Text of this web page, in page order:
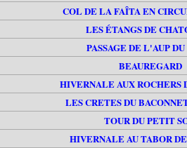
COL DE LA FAÎTA EN
LES ÉTANGS DE
PASSAGE DE L'AUP
BEAUREGARD
HIVERNALE AUX ROCHERS
LES CRETES DU
TOUR DU PETIT
HIVERNALE AU TABOR